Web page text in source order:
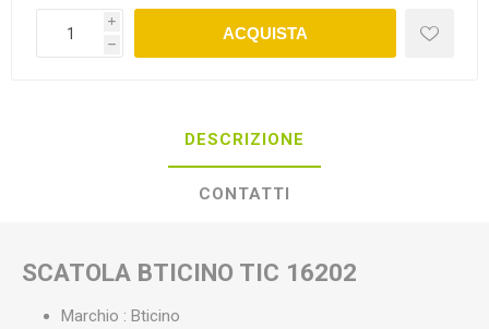
i
h
ACQUISTA
DESCRIZIONE
CONTATTI
SCATOLA BTICINO TIC 16202
Marchio : Bticino